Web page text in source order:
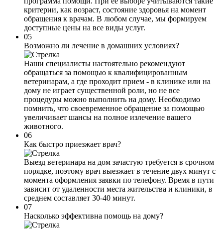
критерии, как возраст, состояние здоровья на момент
обращения к врачам. В любом случае, мы формируем
доступные цены на все виды услуг.
05
Возможно ли лечение в домашних условиях?
Наши специалисты настоятельно рекомендуют
обращаться за помощью к квалифицированным
ветеринарам, а где проходит прием - в клинике или на
дому не играет существенной роли, но не все
процедуры можно выполнить на дому. Необходимо
помнить, что своевременное обращение за помощью
увеличивает шансы на полное излечение вашего
животного.
06
Как быстро приезжает врач?
Выезд ветеринара на дом зачастую требуется в срочном
порядке, поэтому врач выезжает в течение двух минут с
момента оформления заявки по телефону. Время в пути
зависит от удаленности места жительства и клиники, в
среднем составляет 30-40 минут.
07
Насколько эффективна помощь на дому?